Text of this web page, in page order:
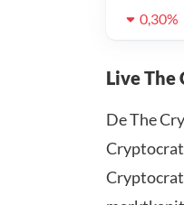
0,30%
Live The
De The